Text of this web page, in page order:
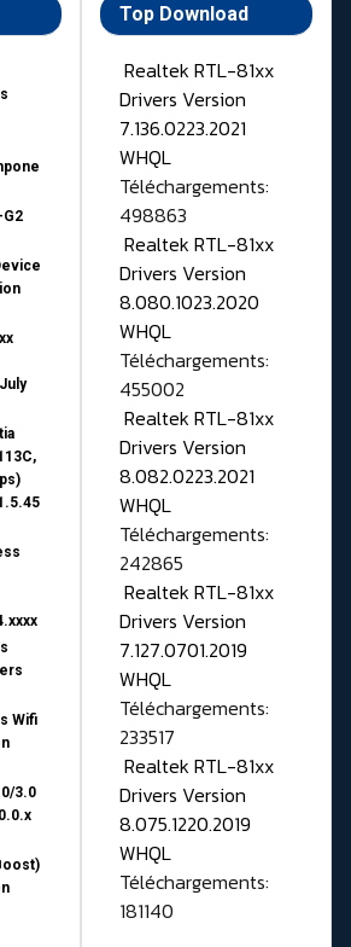
G2
Wifi
3.0
Top Download
Realtek RTL-81xx
Drivers Version
7.136.0223.2021
WHQL
Téléchargements:
498863
Realtek RTL-81xx
Drivers Version
8.080.1023.2020
WHQL
Téléchargements:
455002
Realtek RTL-81xx
Drivers Version
8.082.0223.2021
WHQL
Téléchargements:
242865
Realtek RTL-81xx
Drivers Version
7.127.0701.2019
WHQL
Téléchargements:
233517
Realtek RTL-81xx
Drivers Version
8.075.1220.2019
WHQL
Téléchargements:
181140